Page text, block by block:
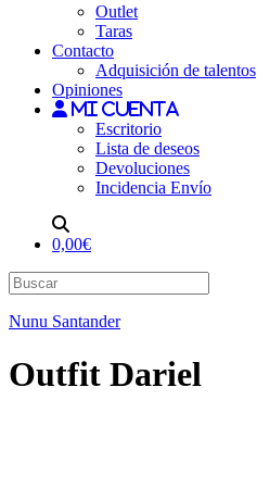
Outlet
Taras
Contacto
Adquisición de talentos
Opiniones
Mi cuenta
Escritorio
Lista de deseos
Devoluciones
Incidencia Envío
0,00€
Nunu Santander
Outfit Dariel